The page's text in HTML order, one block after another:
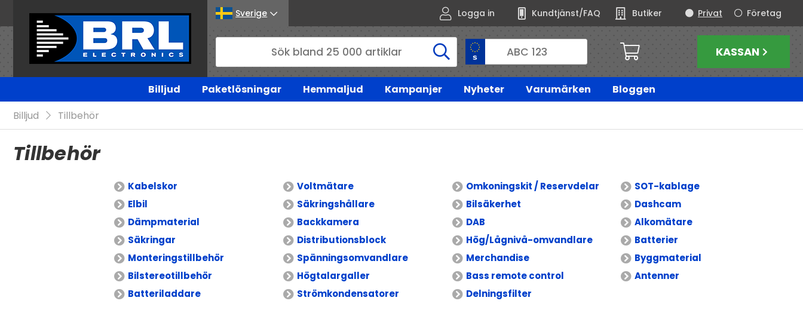
Sverige Logga in Kundtjänst/FAQ Butiker Företag
Privat
KASSAN
Billjud Paketlösningar Hemmaljud Kampanjer Nyheter Varumärken
Bloggen
Billjud
Tillbehör
Tillbehör
Kabelskor Voltmätare Omkoningskit / Reservdelar
SOT-kablage
Elbil
Säkringshållare Bilsäkerhet
Dashcam
Dämpmaterial
Backkamera DAB
Alkomätare
Säkringar
Distributionsblock Hög/Lågnivå-omvandlare
Batterier
Monteringstillbehör
Spänningsomvandlare Merchandise
Byggmaterial
Bilstereotillbehör
Högtalargaller Bass remote control
Antenner
Batteriladdare
Strömkondensatorer Delningsfilter